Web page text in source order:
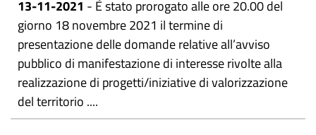
13-11-2021 - È stato prorogato alle ore 20.00 del
giorno 18 novembre 2021 il termine di
presentazione delle domande relative all’avviso
pubblico di manifestazione di interesse rivolte alla
realizzazione di progetti/iniziative di valorizzazione
del territorio ....